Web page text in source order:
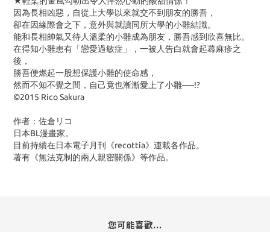
因為長相凶惡，自從上大學以來就交不到朋友的勝吾，
卻在因緣際會之下，意外與就讀同所大學的小雛結識。
能和長相帥氣又待人溫柔的小雛成為朋友，勝吾感到欣喜無比。
在得知小雛患有「戀愛過敏症」，一被人告白就會起蕁麻疹之
後，
勝吾便燃起一股想保護小雛的使命感，
然而不知不覺之間，自己竟也漸漸愛上了小雛──!?
©2015 Rico Sakura
作者：佐倉リコ
日本BL漫畫家。
目前持續在日本電子月刊《recottia》連載各作品。
著有《無法克制的兩人親密關係》等作品。
您可能喜歡...